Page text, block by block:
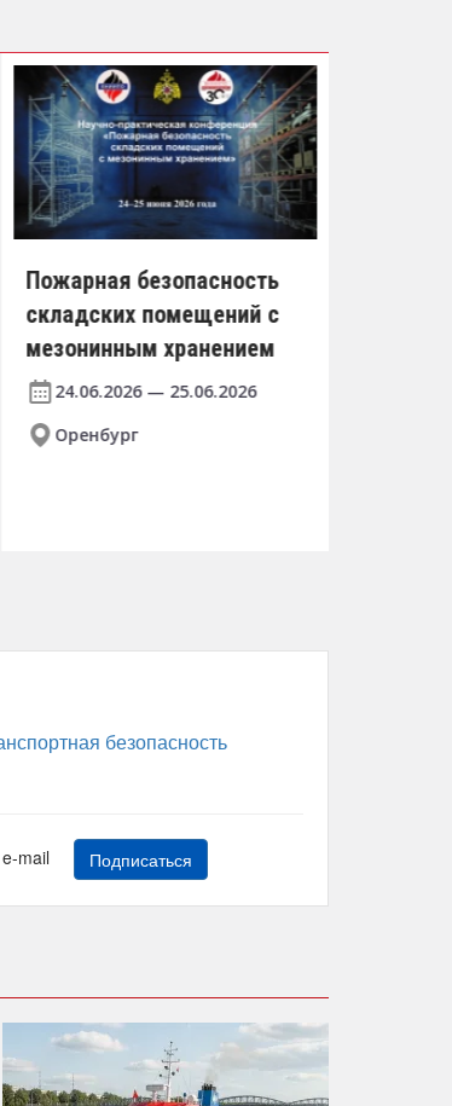
Пожарная безопасность
складских помещений с
мезонинным хранением
24.06.2026 — 25.06.2026
Оренбург
безопасность
e-mail Подписаться